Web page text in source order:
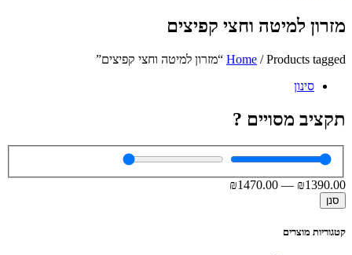
מזרון למיטה וחצי קפיצים
Home / Products tagged “מזרון למיטה וחצי קפיצים”
סינון
תקציב מסויים ?
₪1390.00
—
₪1470.00
סנן
קטגוריות מוצרים